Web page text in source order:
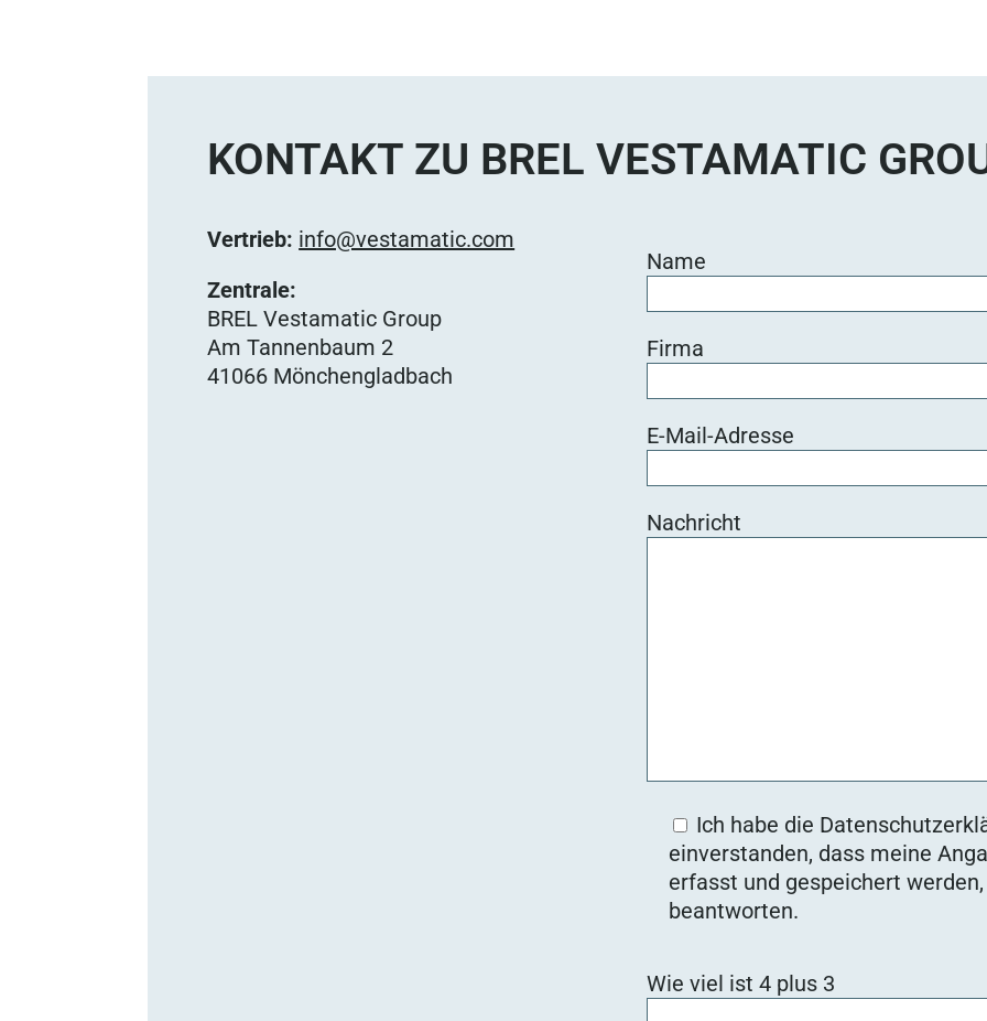
KONTAKT ZU BREL VESTAMATIC
Vertrieb: info@vestamatic.com
Zentrale:
BREL Vestamatic Group
Am Tannenbaum 2
41066 Mönchengladbach
Name
Firma
E-Mail-Adresse
Nachricht
Ich habe die
einverstanden, dass meine
erfasst und gespeichert
beantworten.
Wie viel ist 4 plus 3